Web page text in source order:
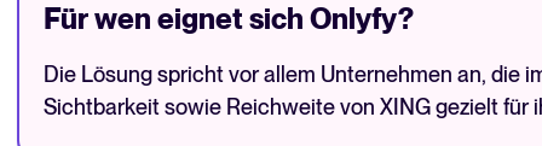
Für wen eignet sich Onlyfy?
Die Lösung spricht vor allem Unternehmen an, die
Sichtbarkeit sowie Reichweite von XING gezielt für